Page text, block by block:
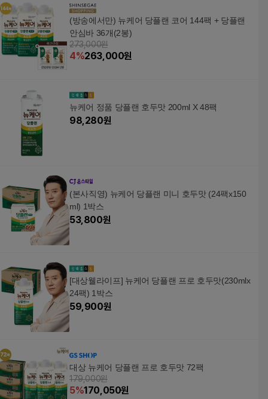
(방송에서만) 뉴케어 당플랜 코어 144팩 + 당플랜
안심바 36개(2봉)
273,000원
4%263,000원
뉴케어 정품 당플랜 호두맛 200ml X 48팩
98,280원
(본사직영) 뉴케어 당플랜 미니 호두맛 (24팩x150
ml) 1박스
53,800원
[대상웰라이프] 뉴케어 당플랜 프로 호두맛(230mlx
24팩) 1박스
59,900원
대상 뉴케어 당플랜 프로 호두맛 72팩
179,000원
5%170,050원